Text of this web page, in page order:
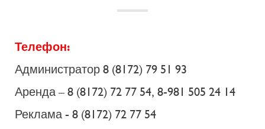
Телефон:
Администратор 8 (8172) 79 51 93
Аренда – 8 (8172) 72 77 54, 8-981 505 24 14
Реклама - 8 (8172) 72 77 54